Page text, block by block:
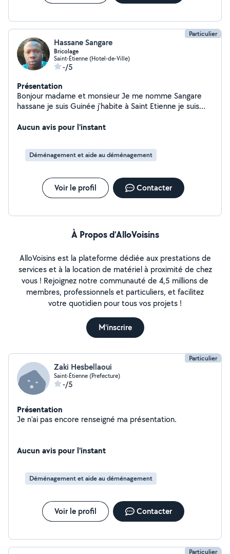
Particulier
Hassane Sangare
Bricolage
Saint-Étienne (Hotel-de-Ville)
-/5
Présentation
Bonjour madame et monsieur Je me nomme Sangare
hassane je suis Guinée j'habite à Saint Etienne je suis
bricolage montage des meubles
Aucun avis pour l'instant
Déménagement et aide au déménagement
Voir le profil Contacter
À Propos d’AlloVoisins
AlloVoisins est la plateforme dédiée aux prestations de
services et à la location de matériel à proximité de chez
vous ! Rejoignez notre communauté de 4,5 millions de
membres, professionnels et particuliers, et facilitez
votre quotidien pour tous vos projets !
M'inscrire
Particulier
Zaki Hesbellaoui
Saint-Étienne (Prefecture)
-/5
Présentation
Je n'ai pas encore renseigné ma présentation.
Aucun avis pour l'instant
Déménagement et aide au déménagement
Voir le profil Contacter
Particulier